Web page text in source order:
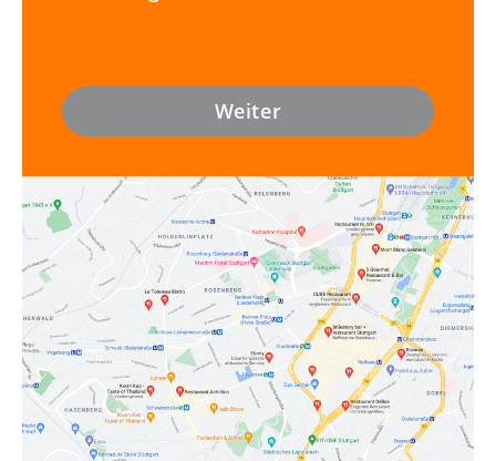
Personal Kontakt aufzunehmen,